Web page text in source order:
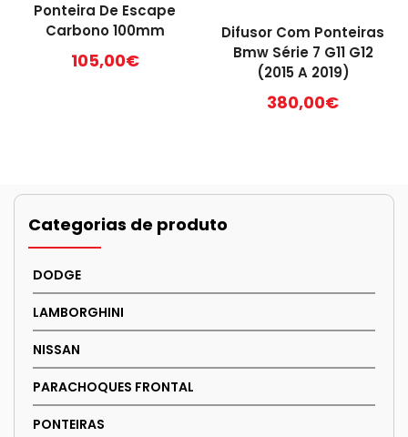
Ponteira De Escape
Carbono 100mm
105,00€
Difusor Com Ponteiras
Bmw Série 7 G11 G12
(2015 A 2019)
380,00€
Categorias de produto
DODGE
LAMBORGHINI
NISSAN
PARACHOQUES FRONTAL
PONTEIRAS